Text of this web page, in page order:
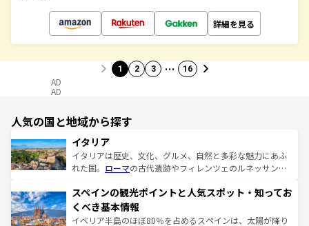
詳細を見る
1 2 3 … 16
AD
AD
人気の国と地域から探す
イタリア
イタリアは歴史、文化、グルメ、自然と多彩な魅力にあふ
れた国。 ローマの古代遺跡やフィレンツェのルネッサンス
ろん、トスカーナの美しい田園風景やアマルフィ海岸の絶
景など、自然景観も見逃せない。観光の合間には、本場の
ピザやパスタなど、絶品のイタリア料理を堪能することも
スペインの観光ポイントと人気スポット・知ってお
くべき基本情報
イベリア半島のほぼ80％を占めるスペインは、太陽が降り